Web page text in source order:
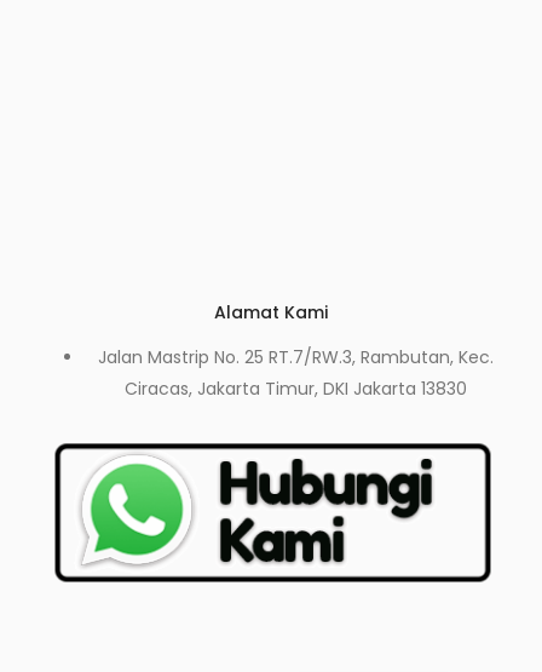
Alamat Kami
Jalan Mastrip No. 25 RT.7/RW.3, Rambutan, Kec.
Ciracas, Jakarta Timur, DKI Jakarta 13830